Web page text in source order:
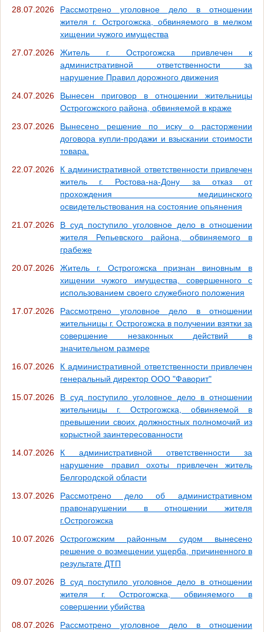
28.07.2026
Рассмотрено уголовное дело в отношении
жителя г. Острогожска, обвиняемого в мелком
хищении чужого имущества
27.07.2026
Житель г. Острогожска привлечен к
административной ответственности за
нарушение Правил дорожного движения
24.07.2026
Вынесен приговор в отношении жительницы
Острогожского района, обвиняемой в краже
23.07.2026
Вынесено решение по иску о расторжении
договора купли-продажи и взыскании стоимости
товара.
22.07.2026
К административной ответственности привлечен
житель г. Ростова-на-Дону за отказ от
прохождения медицинского
освидетельствования на состояние опьянения
21.07.2026
В суд поступило уголовное дело в отношении
жителя Репьевского района, обвиняемого в
грабеже
20.07.2026
Житель г. Острогожска признан виновным в
хищении чужого имущества, совершенного с
использованием своего служебного положения
17.07.2026
Рассмотрено уголовное дело в отношении
жительницы г. Острогожска в получении взятки за
совершение незаконных действий в
значительном размере
16.07.2026
К административной ответственности привлечен
генеральный директор ООО "Фаворит"
15.07.2026
В суд поступило уголовное дело в отношении
жительницы г. Острогожска, обвиняемой в
превышении своих должностных полномочий из
корыстной заинтересованности
14.07.2026
К административной ответственности за
нарушение правил охоты привлечен житель
Белгородской области
13.07.2026
Рассмотрено дело об административном
правонарушении в отношении жителя
г.Острогожска
10.07.2026
Острогожским районным судом вынесено
решение о возмещении ущерба, причиненного в
результате ДТП
09.07.2026
В суд поступило уголовное дело в отношении
жителя г. Острогожска, обвиняемого в
совершении убийства
08.07.2026
Рассмотрено уголовное дело в отношении